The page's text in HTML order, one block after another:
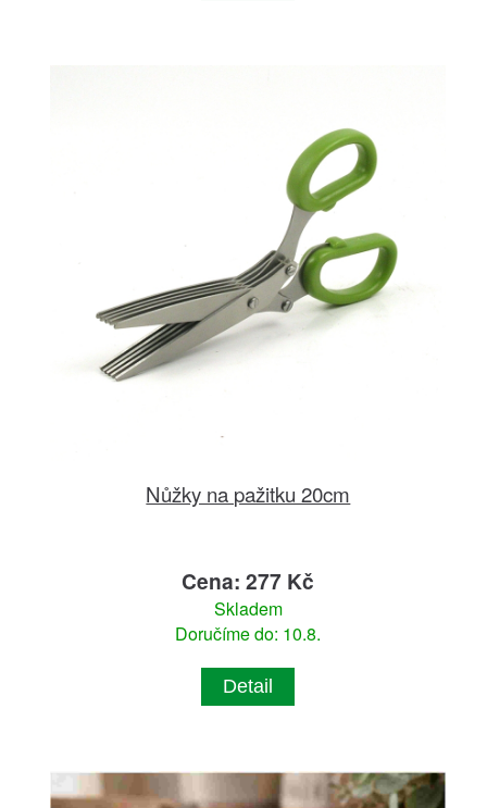
Nůžky na pažitku 20cm
Cena: 277 Kč
Skladem
Doručíme do: 10.8.
Detail